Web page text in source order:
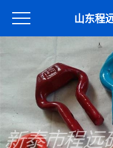
山东程